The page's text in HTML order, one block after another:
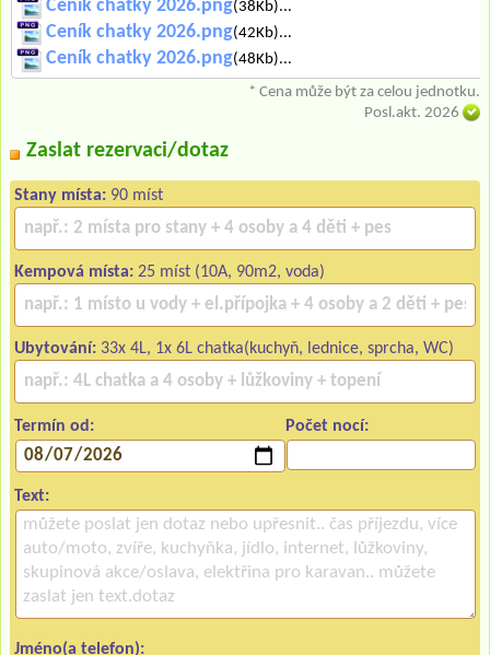
Ceník chatky 2026.png(38Kb)...
Ceník chatky 2026.png(42Kb)...
Ceník chatky 2026.png(48Kb)...
* Cena může být za celou jednotku.
Posl.akt. 2026
Zaslat rezervaci/dotaz
Stany místa: 90 míst
Kempová místa: 25 míst (10A, 90m2, voda)
Ubytování: 33x 4L, 1x 6L chatka(kuchyň, lednice, sprcha, WC)
Termín od: Počet nocí:
Text:
Jméno(a telefon):